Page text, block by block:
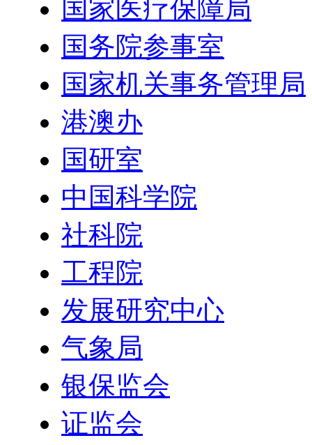
国家医疗保障局
国务院参事室
国家机关事务管理局
港澳办
国研室
中国科学院
社科院
工程院
发展研究中心
气象局
银保监会
证监会